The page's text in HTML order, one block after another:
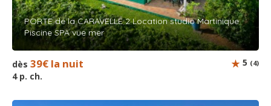
PORTE de la CARAVELLE 2 Location studio Martinique
Piscine SPA vue mer
dès 39€ la nuit
4 p. ch.
5 (4)